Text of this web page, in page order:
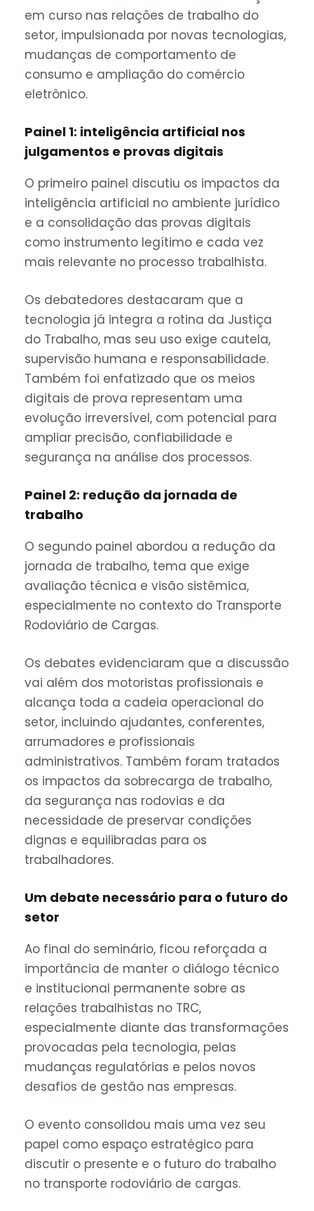
em curso nas relações de trabalho do
setor, impulsionada por novas tecnologias,
mudanças de comportamento de
consumo e ampliação do comércio
eletrônico.
Painel 1: inteligência artificial nos
julgamentos e provas digitais
O primeiro painel discutiu os impactos da
inteligência artificial no ambiente jurídico
e a consolidação das provas digitais
como instrumento legítimo e cada vez
mais relevante no processo trabalhista.
Os debatedores destacaram que a
tecnologia já integra a rotina da Justiça
do Trabalho, mas seu uso exige cautela,
supervisão humana e responsabilidade.
Também foi enfatizado que os meios
digitais de prova representam uma
evolução irreversível, com potencial para
ampliar precisão, confiabilidade e
segurança na análise dos processos.
Painel 2: redução da jornada de
trabalho
O segundo painel abordou a redução da
jornada de trabalho, tema que exige
avaliação técnica e visão sistêmica,
especialmente no contexto do Transporte
Rodoviário de Cargas.
Os debates evidenciaram que a discussão
vai além dos motoristas profissionais e
alcança toda a cadeia operacional do
setor, incluindo ajudantes, conferentes,
arrumadores e profissionais
administrativos. Também foram tratados
os impactos da sobrecarga de trabalho,
da segurança nas rodovias e da
necessidade de preservar condições
dignas e equilibradas para os
trabalhadores.
Um debate necessário para o futuro do
setor
Ao final do seminário, ficou reforçada a
importância de manter o diálogo técnico
e institucional permanente sobre as
relações trabalhistas no TRC,
especialmente diante das transformações
provocadas pela tecnologia, pelas
mudanças regulatórias e pelos novos
desafios de gestão nas empresas.
O evento consolidou mais uma vez seu
papel como espaço estratégico para
discutir o presente e o futuro do trabalho
no transporte rodoviário de cargas.